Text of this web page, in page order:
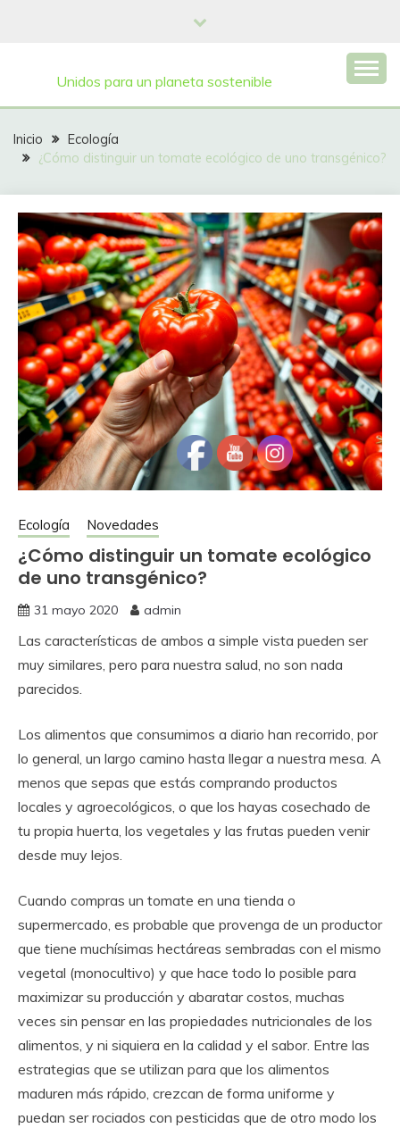
Unidos para un planeta sostenible
Inicio
Ecología
¿Cómo distinguir un tomate ecológico de uno transgénico?
Ecología Novedades
¿Cómo distinguir un tomate ecológico
de uno transgénico?
31 mayo 2020 admin
Las características de ambos a simple vista pueden ser
muy similares, pero para nuestra salud, no son nada
parecidos.
Los alimentos que consumimos a diario han recorrido, por
lo general, un largo camino hasta llegar a nuestra mesa. A
menos que sepas que estás comprando productos
locales y agroecológicos, o que los hayas cosechado de
tu propia huerta, los vegetales y las frutas pueden venir
desde muy lejos.
Cuando compras un tomate en una tienda o
supermercado, es probable que provenga de un productor
que tiene muchísimas hectáreas sembradas con el mismo
vegetal (monocultivo) y que hace todo lo posible para
maximizar su producción y abaratar costos, muchas
veces sin pensar en las propiedades nutricionales de los
alimentos, y ni siquiera en la calidad y el sabor. Entre las
estrategias que se utilizan para que los alimentos
maduren más rápido, crezcan de forma uniforme y
puedan ser rociados con pesticidas que de otro modo los